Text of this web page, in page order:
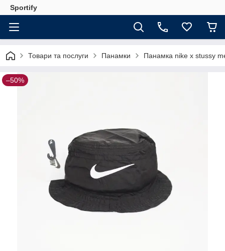
Sportify
Товари та послуги Панамки Панамка nike х stussy
–50%